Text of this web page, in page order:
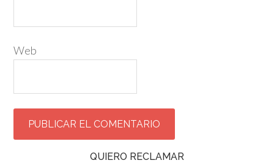
Web
QUIERO RECLAMAR